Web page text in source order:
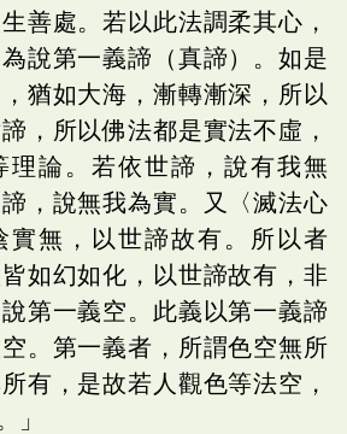
善處。若以此法調柔其心，
說第一義諦（真諦）。如是
猶如大海，漸轉漸深，所以
，所以佛法都是實法不虛，
理論。若依世諦，說有我無
，說無我為實。又〈滅法心
實無，以世諦故有。所以者
如幻如化，以世諦故有，非
第一義空。此義以第一義諦
。第一義者，所謂色空無所
有，是故若人觀色等法空，
」